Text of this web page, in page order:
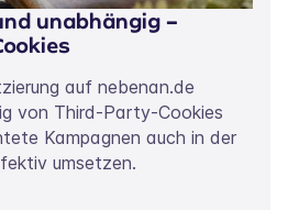
unabhängig –
auf nebenan.de
von Third-Party-Cookies
Kampagnen auch in der
umsetzen.